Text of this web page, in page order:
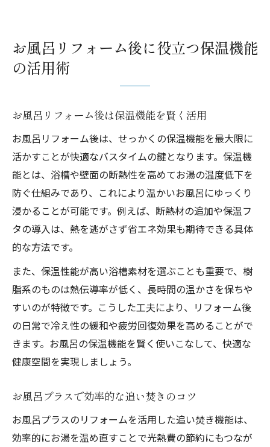
お風呂リフォーム後に役立つ保温機能
の活用術
お風呂リフォーム後は保温機能を賢く活用
お風呂リフォーム後は、せっかくの保温機能を最大限に
活かすことが快適なバスタイムの鍵となります。保温機
能とは、浴槽や壁面の断熱性を高めてお湯の温度低下を
防ぐ仕組みであり、これにより温かいお風呂にゆっくり
浸かることが可能です。例えば、断熱材の追加や保温フ
タの導入は、熱を逃がさず省エネ効果も期待できる具体
的な方法です。
また、保温性能が高い浴槽素材を選ぶことも重要で、樹
脂系のものは熱伝導率が低く、長時間の温かさを保ちや
すいのが特徴です。こうした工夫により、リフォーム後
の日常で冷え性の緩和や疲労回復効果を高めることがで
きます。お風呂の保温機能を賢く使いこなして、快適な
健康空間を実現しましょう。
お風呂プラスで効率的な追い焚きのコツ
お風呂プラスのリフォームを活用した追い焚き機能は、
効率的にお湯を温め直すことで光熱費の節約にもつなが